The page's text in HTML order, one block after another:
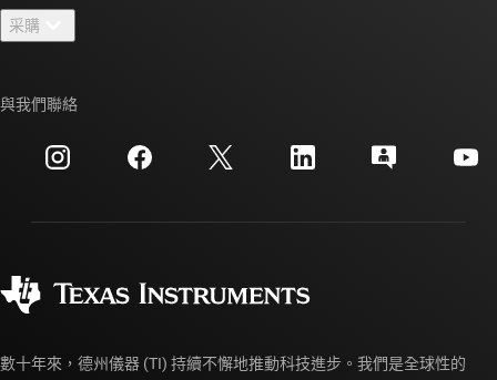
新聞室
活動
投資人關系
TI E2E™ 設計支援論壇
交互參考搜索
客戶支援中心
myTI 帳戶常見問題解答
采購
訂購 FAQ
與我們聯絡
數十年來，德州儀器 (TI) 持續不懈地推動科技進步。我們是全球性的